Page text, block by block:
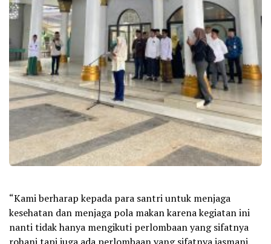
“Kami berharap kepada para santri untuk menjaga
kesehatan dan menjaga pola makan karena kegiatan ini
nanti tidak hanya mengikuti perlombaan yang sifatnya